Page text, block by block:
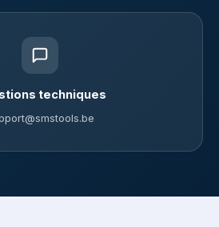
techniques